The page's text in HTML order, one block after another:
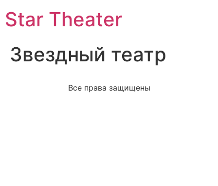
Star Theater
Звездный театр
Все права защищены